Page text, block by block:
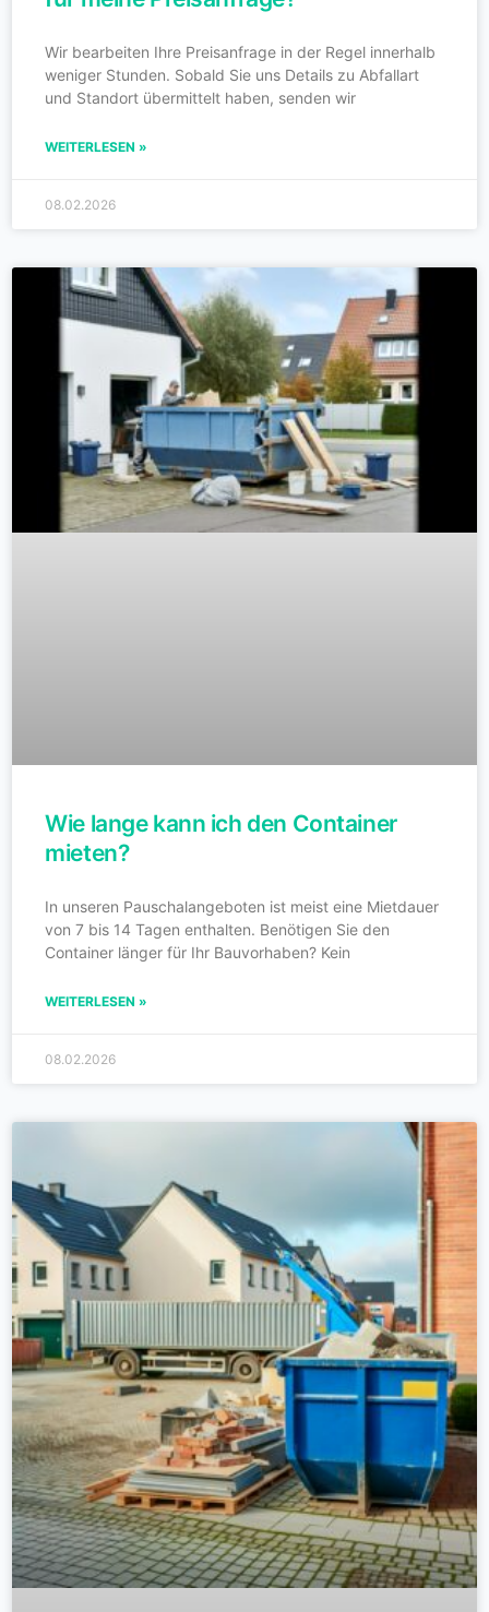
Wir bearbeiten Ihre Preisanfrage in der Regel innerhalb
weniger Stunden. Sobald Sie uns Details zu Abfallart
und Standort übermittelt haben, senden wir
WEITERLESEN »
08.02.2026
Wie lange kann ich den Container
mieten?
In unseren Pauschalangeboten ist meist eine Mietdauer
von 7 bis 14 Tagen enthalten. Benötigen Sie den
Container länger für Ihr Bauvorhaben? Kein
WEITERLESEN »
08.02.2026